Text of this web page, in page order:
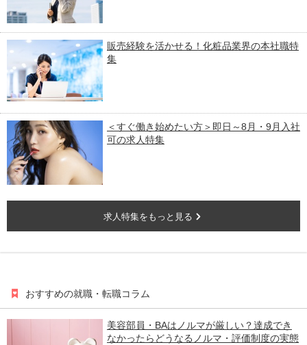
販売経験を活かせる！化粧品業界の本社職特
集
＜すぐ働き始めたい方＞即日～8月・9月入社
可の求人特集
求人特集をもっと見る
おすすめの就職・転職コラム
美容部員・BAはノルマが厳しい？達成でき
なかったらどうなるノルマ・評価制度の実態